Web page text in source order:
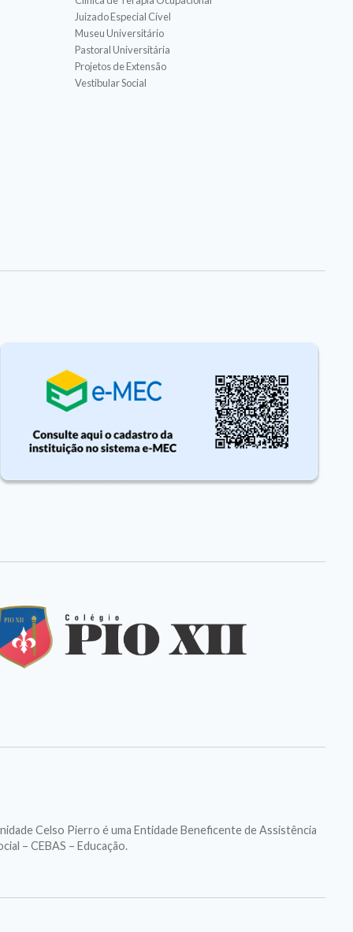
Juizado Especial Cível
Museu Universitário
Pastoral Universitária
Projetos de Extensão
Vestibular Social
Celso Pierro é uma Entidade Beneficente de Assistência
– CEBAS – Educação.